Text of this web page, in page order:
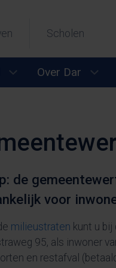
Scholen
Submenu
Over Dar
de
voor
milieustraten kunt u
95, als inwoner
en restafval